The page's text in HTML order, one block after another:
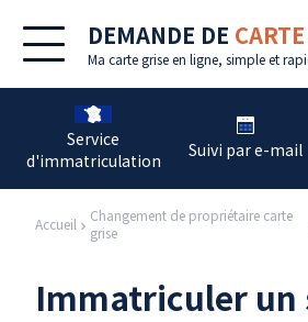
DEMANDE DE
Ma carte grise en ligne, simple et
Service
d'immatriculation
Suivi par e-mail
Accueil
Changement de propriétaire carte
grise
Immatriculer un